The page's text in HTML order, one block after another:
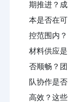
期推进？成
本是否在可
控范围内？
材料供应是
否顺畅？团
队协作是否
高效？这些